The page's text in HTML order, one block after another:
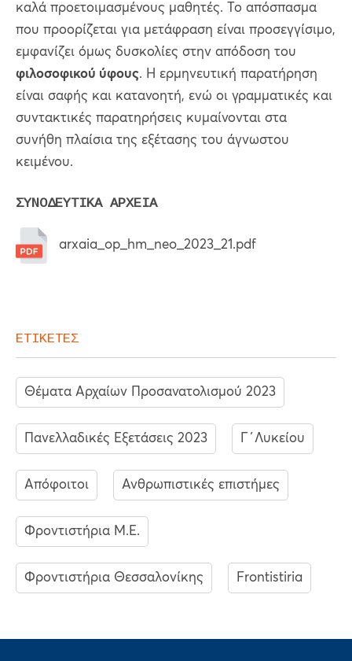
καλά προετοιμασμένους μαθητές. Το απόσπασμα
που προορίζεται για μετάφραση είναι προσεγγίσιμο,
εμφανίζει όμως δυσκολίες στην απόδοση του
φιλοσοφικού ύφους. Η ερμηνευτική παρατήρηση
είναι σαφής και κατανοητή, ενώ οι γραμματικές και
συντακτικές παρατηρήσεις κυμαίνονται στα
συνήθη πλαίσια της εξέτασης του άγνωστου
κειμένου.
ΣΥΝΟΔΕΥΤΙΚΑ ΑΡΧΕΙΑ
arxaia_op_hm_neo_2023_21.pdf
ΕΤΙΚΕΤΕΣ
Θέματα Αρχαίων Προσανατολισμού 2023
Πανελλαδικές Εξετάσεις 2023 Γ΄Λυκείου
Απόφοιτοι Ανθρωπιστικές επιστήμες
Φροντιστήρια Μ.Ε.
Φροντιστήρια Θεσσαλονίκης Frontistiria